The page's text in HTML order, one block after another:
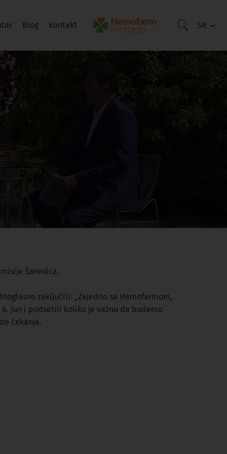
Blog Kontakt SR
Šarenica.
zaključili: „Zajedno sa Hemofarmom,
6. jun i podsetili koliko je važno da budemo
čekanja.